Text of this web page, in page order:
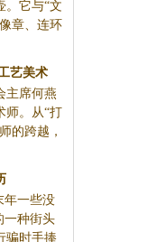
兴紫砂
画、...
工艺美术
都德...
没落的
者行骗时